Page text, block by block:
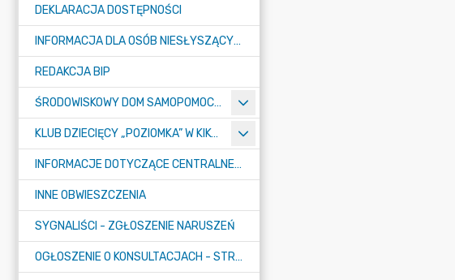
DEKLARACJA DOSTĘPNOŚCI
INFORMACJA DLA OSÓB NIESŁYSZĄCYCH
REDAKCJA BIP
ŚRODOWISKOWY DOM SAMOPOMOCY "KONICZYNKA" W SUMINIE
KLUB DZIECIĘCY „POZIOMKA” W KIKOLE
INFORMACJE DOTYCZĄCE CENTRALNEGO PORTU KOMUNIKACYJNEGO
INNE OBWIESZCZENIA
SYGNALIŚCI - ZGŁOSZENIE NARUSZEŃ
OGŁOSZENIE O KONSULTACJACH - STRATEGIA